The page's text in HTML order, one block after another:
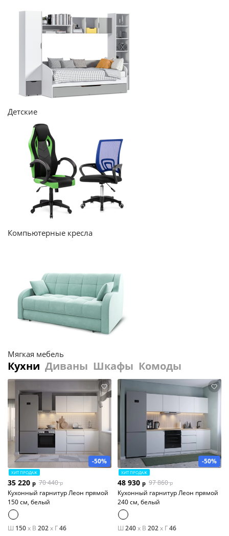
Детские
Компьютерные кресла
Мягкая мебель
Кухни Диваны Шкафы Комоды
-50%
ХИТ ПРОДАЖ
35 220 р 70 440 р
Кухонный гарнитур Леон прямой
150 см, белый
Ш 150x В 202x Г46
-50%
ХИТ ПРОДАЖ
48 930 р 97 860 р
Кухонный гарнитур Леон прямой
240 см, белый
Ш 240x В 202x Г46